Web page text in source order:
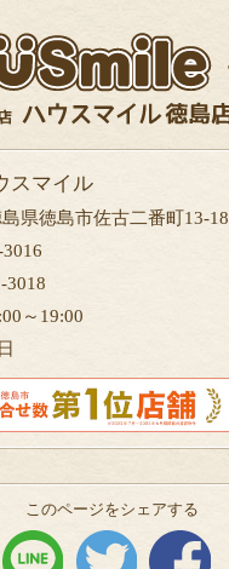
スマイル
県徳島市佐古二番町13-18
3018
～19:00
このページをシェアする